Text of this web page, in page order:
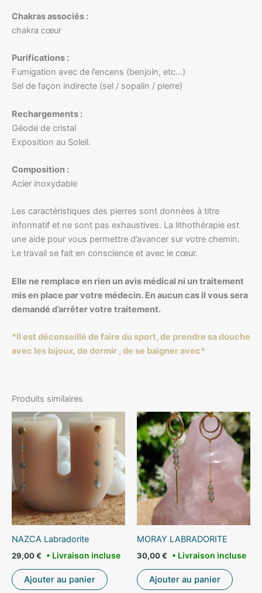
Chakras associés :
chakra cœur
Purifications :
Fumigation avec de l’encens (benjoin, etc…)
Sel de façon indirecte (sel / sopalin / pierre)
Rechargements :
Géode de cristal
Exposition au Soleil.
Composition :
Acier inoxydable
Les caractéristiques des pierres sont données à titre
informatif et ne sont pas exhaustives. La lithothérapie est
une aide pour vous permettre d’avancer sur votre chemin.
Le travail se fait en conscience et avec le cœur.
Elle ne remplace en rien un avis médical ni un traitement
mis en place par votre médecin. En aucun cas il vous sera
demandé d’arrêter votre traitement.
*Il est déconseillé de faire du sport, de prendre sa douche
avec les bijoux, de dormir , de se baigner avec*
Produits similaires
NAZCA Labradorite
29,00€
Ajouter au panier
MORAY LABRADORITE
30,00€
Ajouter au panier